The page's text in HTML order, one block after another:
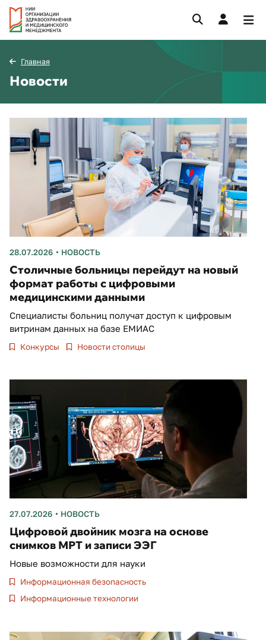
Главная
Новости
28.07.2026 НОВОСТЬ
Столичные больницы перейдут на новый
формат работы с цифровыми
медицинскими данными
Специалисты больниц получат доступ к цифровым
витринам данных на базе ЕМИАС
Конкурсы Новости столицы
27.07.2026 НОВОСТЬ
Цифровой двойник мозга на основе
снимков МРТ и записи ЭЭГ
Новые возможности для науки
Информационная безопасность
Информационные технологии